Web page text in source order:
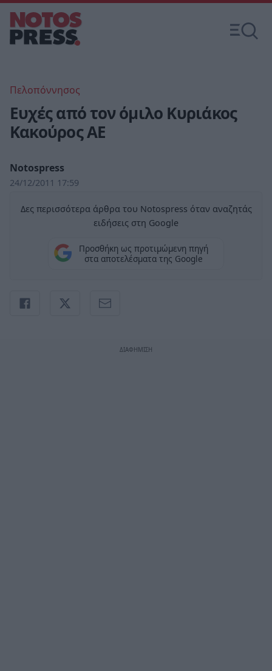
Πελοπόννησος
Ευχές από τον όμιλο Κυριάκος
Κακούρος ΑΕ
Notospress
24/12/2011 17:59
Δες περισσότερα άρθρα του Notospress όταν αναζητάς
ειδήσεις στη Google
Προσθήκη ως προτιμώμενη πηγή
στα αποτελέσματα της Google